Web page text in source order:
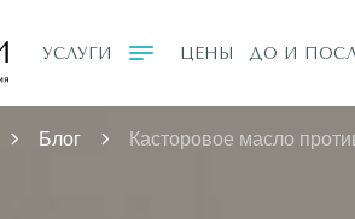
УСЛУГИ ЦЕНЫ ДО И
Блог Касторовое масло